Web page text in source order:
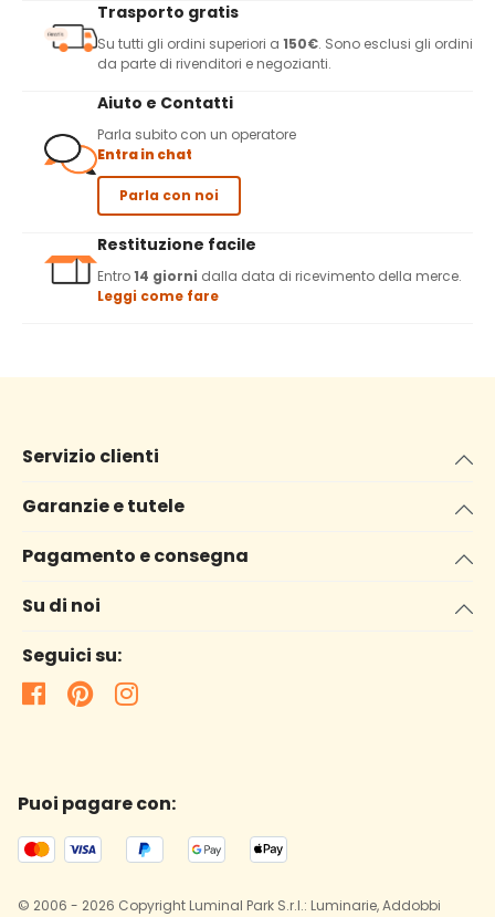
Trasporto gratis
Su tutti gli ordini superiori a 150€. Sono esclusi gli ordini
da parte di rivenditori e negozianti.
Aiuto e Contatti
Parla subito con un operatore
Entra in chat
Parla con noi
Restituzione facile
Entro14 giorni dalla data di ricevimento della merce.
Leggi come fare
Servizio clienti
Garanzie e tutele
Pagamento e consegna
Su di noi
Seguici su:
Puoi pagare con:
© 2006 - 2026 Copyright Luminal Park S.r.l.: Luminarie, Addobbi